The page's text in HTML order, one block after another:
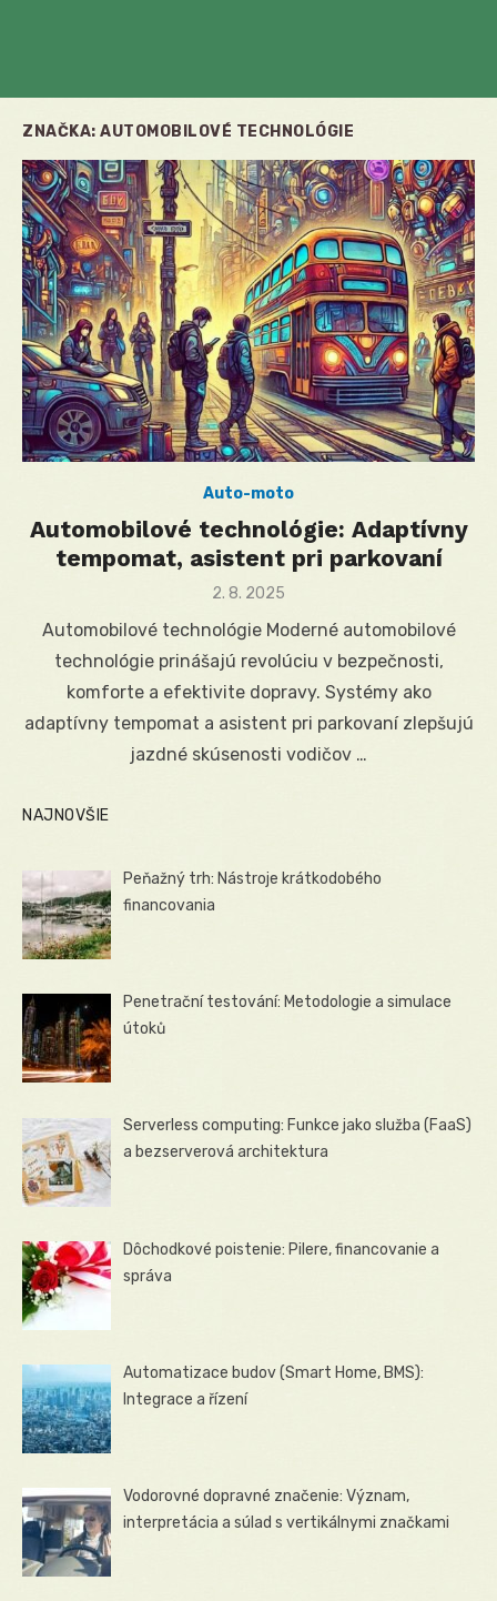
ZNAČKA: AUTOMOBILOVÉ TECHNOLÓGIE
Auto-moto
Automobilové technológie: Adaptívny
tempomat, asistent pri parkovaní
Posted
2. 8. 2025
Automobilové technológie Moderné automobilové
technológie prinášajú revolúciu v bezpečnosti,
komforte a efektivite dopravy. Systémy ako
adaptívny tempomat a asistent pri parkovaní zlepšujú
jazdné skúsenosti vodičov …
NAJNOVŠIE
Peňažný trh: Nástroje krátkodobého
financovania
Penetrační testování: Metodologie a simulace
útoků
Serverless computing: Funkce jako služba (FaaS)
a bezserverová architektura
Dôchodkové poistenie: Pilere, financovanie a
správa
Automatizace budov (Smart Home, BMS):
Integrace a řízení
Vodorovné dopravné značenie: Význam,
interpretácia a súlad s vertikálnymi značkami